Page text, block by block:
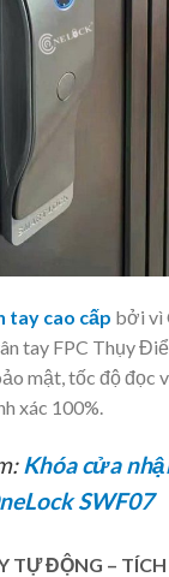
tay cao cấp bởi vì
tay FPC Thụy
mật, tốc độ đọc
xác 100%.
Khóa cửa
SWF07
TỰ ĐỘNG –